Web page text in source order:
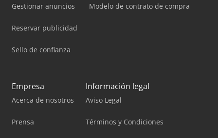
Gestionar anuncios
Reservar publicidad
Sello de confianza
Modelo de contrato de compra
Empresa
Acerca de nosotros
Prensa
Información legal
Aviso Legal
Términos y Condiciones